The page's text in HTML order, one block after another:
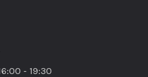
- 19:30